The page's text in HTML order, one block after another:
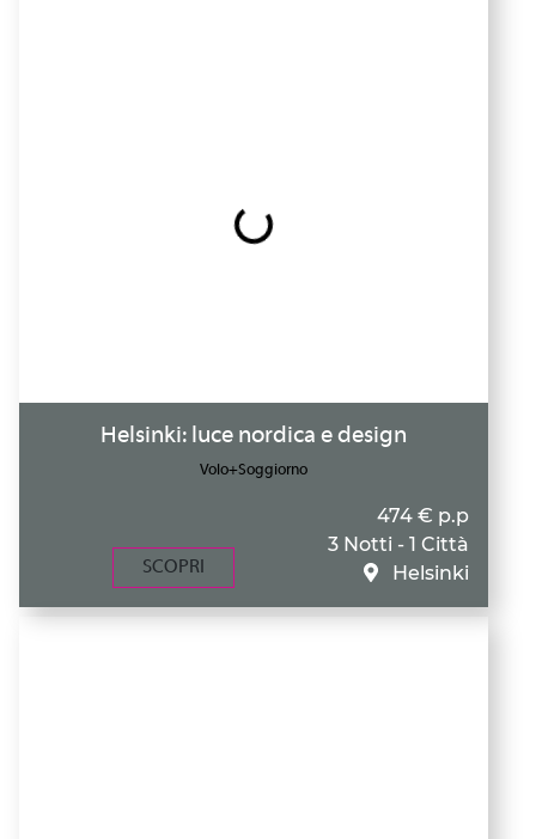
Helsinki: luce nordica e design
Volo+Soggiorno
SCOPRI
474 € p.p
3 Notti - 1 Città
Helsinki